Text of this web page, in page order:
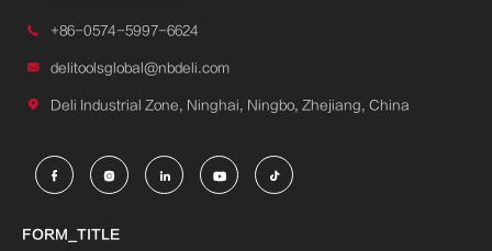
 +86-0574-5997-6624
 delitoolsglobal@nbdeli.com
 Deli Industrial Zone, Ninghai, Ningbo, Zhejiang, China
    
FORM_TITLE